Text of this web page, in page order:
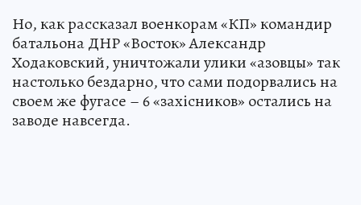
Но, как рассказал военкорам «КП» командир
батальона ДНР «Восток» Александр
Ходаковский, уничтожали улики «азовцы» так
настолько бездарно, что сами подорвались на
своем же фугасе – 6 «захiсников» остались на
заводе навсегда.